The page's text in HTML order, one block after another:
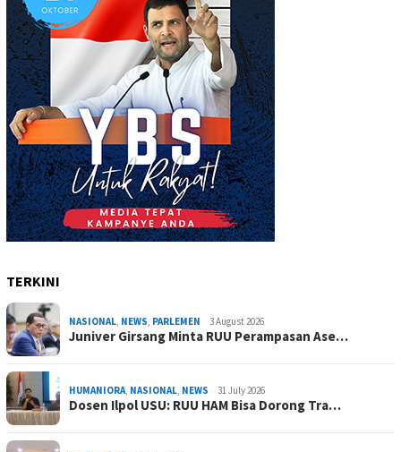
TERKINI
NASIONAL, NEWS, PARLEMEN 3 August 2026
Juniver Girsang Minta RUU Perampasan Ase…
HUMANIORA, NASIONAL, NEWS 31 July 2026
Dosen Ilpol USU: RUU HAM Bisa Dorong Tra…